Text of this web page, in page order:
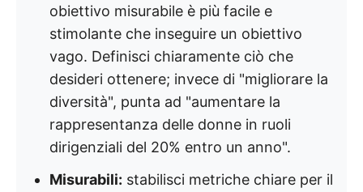
obiettivo misurabile è più facile e
stimolante che inseguire un obiettivo
vago. Definisci chiaramente ciò che
desideri ottenere; invece di "migliorare la
diversità", punta ad "aumentare la
rappresentanza delle donne in ruoli
dirigenziali del 20% entro un anno".
Misurabili: stabilisci metriche chiare per il